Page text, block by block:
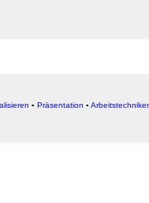
▪ Präsentation ▪